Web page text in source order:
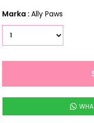
Marka : Ally Paws